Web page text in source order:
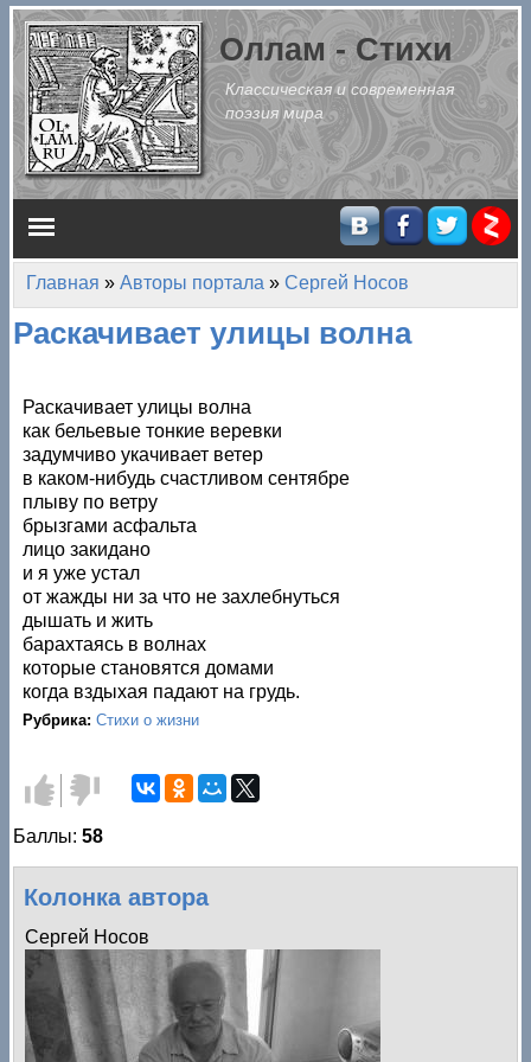
Перейти к основному содержанию
Оллам - Стихи
Классическая и современная
поэзия мира
Главное меню
Вы здесь
Главная » Авторы портала » Сергей Носов
Раскачивает улицы волна
Раскачивает улицы волна
как бельевые тонкие веревки
задумчиво укачивает ветер
в каком-нибудь счастливом сентябре
плыву по ветру
брызгами асфальта
лицо закидано
и я уже устал
от жажды ни за что не захлебнуться
дышать и жить
барахтаясь в волнах
которые становятся домами
когда вздыхая падают на грудь.
Рубрика:Стихи о жизни
Голос
за!
Голос
против!
Баллы:58
Колонка автора
Сергей Носов